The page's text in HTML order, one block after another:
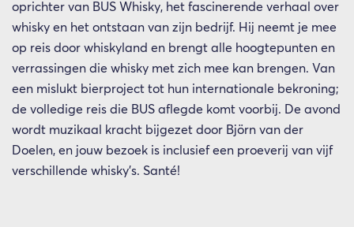
oprichter van BUS Whisky, het fascinerende verhaal over
whisky en het ontstaan van zijn bedrijf. Hij neemt je mee
op reis door whiskyland en brengt alle hoogtepunten en
verrassingen die whisky met zich mee kan brengen. Van
een mislukt bierproject tot hun internationale bekroning;
de volledige reis die BUS aflegde komt voorbij. De avond
wordt muzikaal kracht bijgezet door Björn van der
Doelen, en jouw bezoek is inclusief een proeverij van vijf
verschillende whisky’s. Santé!